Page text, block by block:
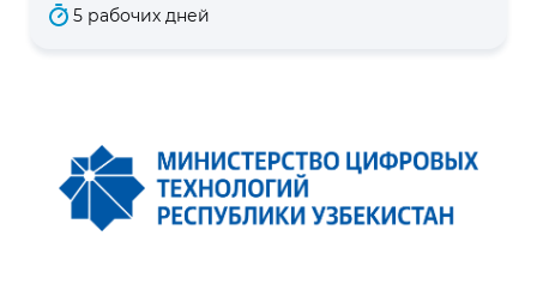
5 рабочих дней